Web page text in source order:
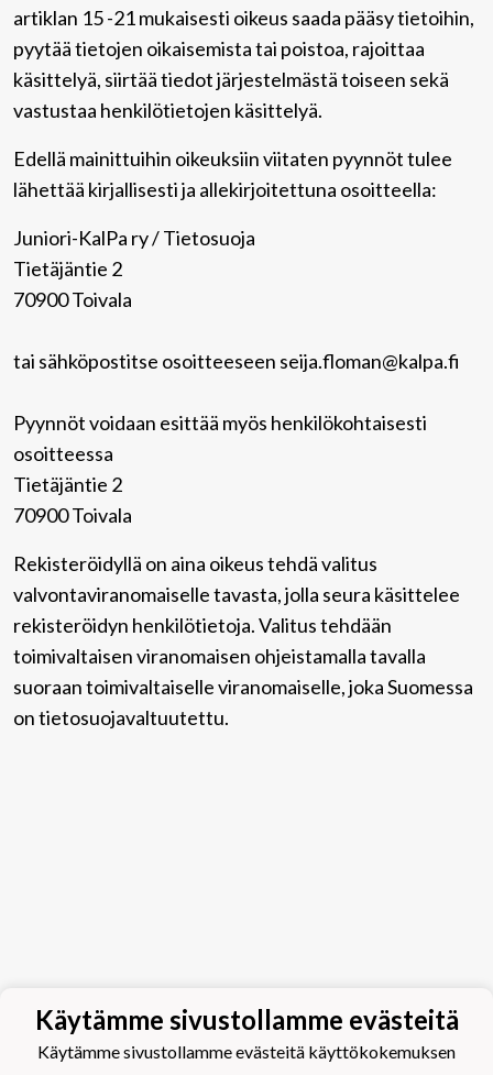
artiklan 15 -21 mukaisesti oikeus saada pääsy tietoihin,
pyytää tietojen oikaisemista tai poistoa, rajoittaa
käsittelyä, siirtää tiedot järjestelmästä toiseen sekä
vastustaa henkilötietojen käsittelyä.
Edellä mainittuihin oikeuksiin viitaten pyynnöt tulee
lähettää kirjallisesti ja allekirjoitettuna osoitteella:
Juniori-KalPa ry / Tietosuoja
Tietäjäntie 2
70900 Toivala
tai sähköpostitse osoitteeseen seija.floman@kalpa.fi
Pyynnöt voidaan esittää myös henkilökohtaisesti
osoitteessa
Tietäjäntie 2
70900 Toivala
Rekisteröidyllä on aina oikeus tehdä valitus
valvontaviranomaiselle tavasta, jolla seura käsittelee
rekisteröidyn henkilötietoja. Valitus tehdään
toimivaltaisen viranomaisen ohjeistamalla tavalla
suoraan toimivaltaiselle viranomaiselle, joka Suomessa
on tietosuojavaltuutettu.
Käytämme sivustollamme evästeitä
Käytämme sivustollamme evästeitä käyttökokemuksen